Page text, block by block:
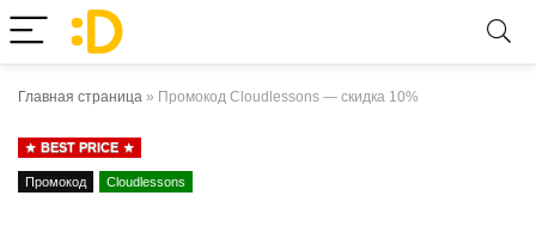
Главная страница » Промокод Cloudlessons — скидка 10%
BEST PRICE
Промокод Cloudlessons